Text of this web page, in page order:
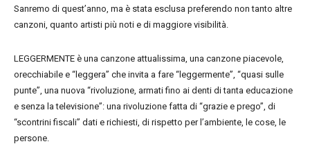
Sanremo di quest’anno, ma è stata esclusa preferendo non tanto altre
canzoni, quanto artisti più noti e di maggiore visibilità.
LEGGERMENTE è una canzone attualissima, una canzone piacevole,
orecchiabile e “leggera” che invita a fare “leggermente”, “quasi sulle
punte”, una nuova “rivoluzione, armati fino ai denti di tanta educazione
e senza la televisione”: una rivoluzione fatta di “grazie e prego”, di
“scontrini fiscali” dati e richiesti, di rispetto per l’ambiente, le cose, le
persone.